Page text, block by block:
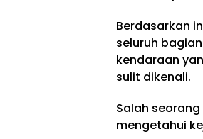
Berdasarkan
seluruh
kendaraan
sulit dikenali.
Salah
mengetahui